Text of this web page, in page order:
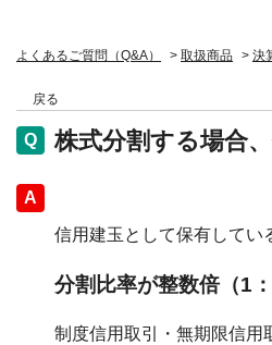
よくあるご質問（Q&A） > 取扱商品 > 決
戻る
株式分割する場合
回答
信用建玉として保有してい
分割比率が整数倍（1
制度信用取引・無期限信用